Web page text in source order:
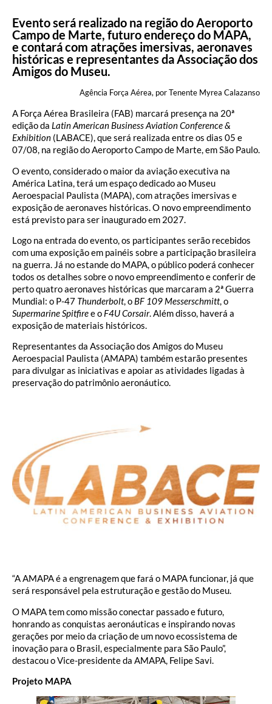
Evento será realizado na região do Aeroporto
Campo de Marte, futuro endereço do MAPA,
e contará com atrações imersivas, aeronaves
históricas e representantes da Associação dos
Amigos do Museu.
Agência Força Aérea, por Tenente Myrea Calazanso
A Força Aérea Brasileira (FAB) marcará presença na 20ª
edição da Latin American Business Aviation Conference &
Exhibition (LABACE), que será realizada entre os dias 05 e
07/08, na região do Aeroporto Campo de Marte, em São Paulo.
O evento, considerado o maior da aviação executiva na
América Latina, terá um espaço dedicado ao Museu
Aeroespacial Paulista (MAPA), com atrações imersivas e
exposição de aeronaves históricas. O novo empreendimento
está previsto para ser inaugurado em 2027.
Logo na entrada do evento, os participantes serão recebidos
com uma exposição em painéis sobre a participação brasileira
na guerra. Já no estande do MAPA, o público poderá conhecer
todos os detalhes sobre o novo empreendimento e conferir de
perto quatro aeronaves históricas que marcaram a 2ª Guerra
Mundial: o P-47 Thunderbolt, o BF 109 Messerschmitt, o
Supermarine Spitfiree o F4U Corsair. Além disso, haverá a
exposição de materiais históricos.
Representantes da Associação dos Amigos do Museu
Aeroespacial Paulista (AMAPA) também estarão presentes
para divulgar as iniciativas e apoiar as atividades ligadas à
preservação do patrimônio aeronáutico.
“A AMAPA é a engrenagem que fará o MAPA funcionar, já que
será responsável pela estruturação e gestão do Museu.
O MAPA tem como missão conectar passado e futuro,
honrando as conquistas aeronáuticas e inspirando novas
gerações por meio da criação de um novo ecossistema de
inovação para o Brasil, especialmente para São Paulo”,
destacou o Vice-presidente da AMAPA, Felipe Savi.
Projeto MAPA